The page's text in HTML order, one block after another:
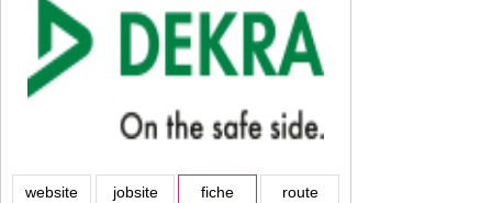
website jobsite fiche route